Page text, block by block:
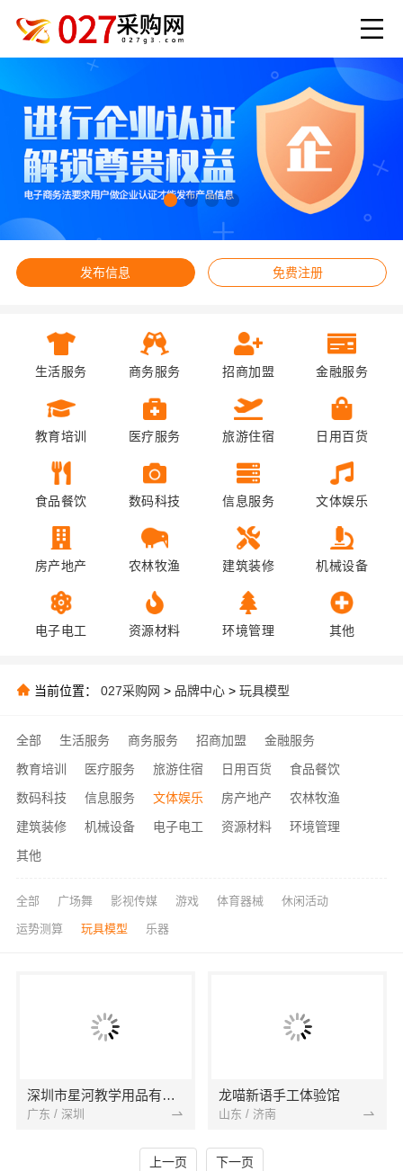
发布信息 免费注册
生活服务 商务服务 招商加盟 金融服务
教育培训 医疗服务 旅游住宿 日用百货
食品餐饮 数码科技 信息服务 文体娱乐
房产地产 农林牧渔 建筑装修 机械设备
电子电工 资源材料 环境管理 其他
当前位置： 027采购网 > 品牌中心 > 玩具模型
全部 生活服务 商务服务 招商加盟
金融服务
教育培训
医疗服务 旅游住宿 日用百货
食品餐饮
数码科技
信息服务 文体娱乐 房产地产
农林牧渔
建筑装修
机械设备 电子电工 资源材料
环境管理
其他
全部 广场舞 影视传媒 游戏 体育器械 休闲活动
运势测算 玩具模型 乐器
深圳市星河教学用品有限公司
广东 / 深圳
龙喵新语手工体验馆
山东 / 济南
上一页 下一页